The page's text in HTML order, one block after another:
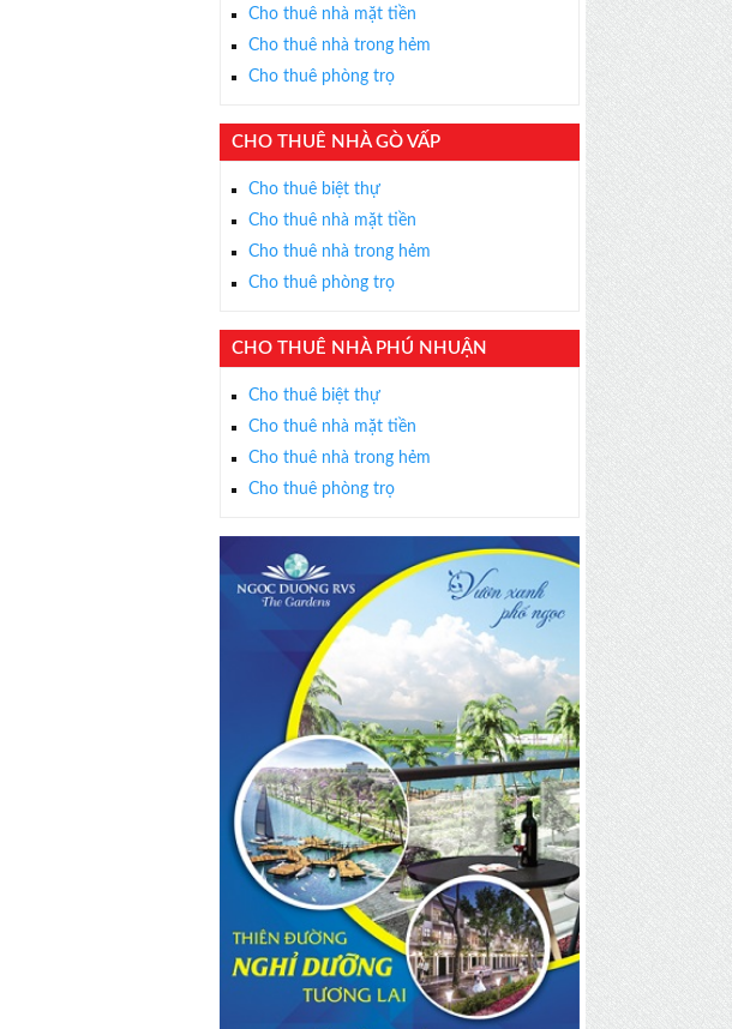
Cho thuê nhà mặt tiền
Cho thuê nhà trong hẻm
Cho thuê phòng trọ
CHO THUÊ NHÀ GÒ VẤP
Cho thuê biệt thự
Cho thuê nhà mặt tiền
Cho thuê nhà trong hẻm
Cho thuê phòng trọ
CHO THUÊ NHÀ PHÚ NHUẬN
Cho thuê biệt thự
Cho thuê nhà mặt tiền
Cho thuê nhà trong hẻm
Cho thuê phòng trọ